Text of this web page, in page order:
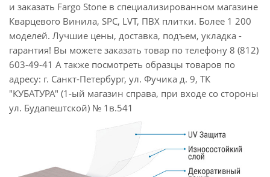
и заказать Fargo Stone в специализированном магазине
Кварцевого Винила, SPC, LVT, ПВХ плитки. Более 1 200
моделей. Лучшие цены, доставка, подъем, укладка -
гарантия! Вы можете заказать товар по телефону 8 (812)
603-49-41 А также посмотреть образцы товаров по
адресу: г. Санкт-Петербург, ул. Фучика д. 9, ТК
"КУБАТУРА" (1-ый магазин справа, при входе со стороны
ул. Будапештской) № 1в.541